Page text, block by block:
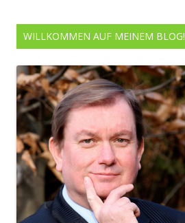
WILLKOMMEN AUF MEINEM BLOG!